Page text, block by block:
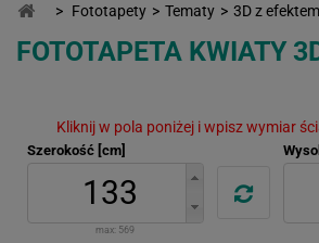
> Fototapety > Tematy > 3D z
FOTOTAPETA KWIATY
Kliknij w pola poniżej i wpisz wymiar
Szerokość [cm]
max: 569